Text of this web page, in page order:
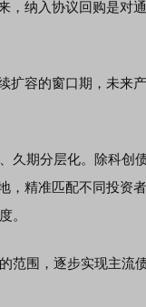
，纳入协议回购是对
容的窗口期，未来产
期分层化。除科创
，精准匹配不同投资
。
围，逐步实现主流